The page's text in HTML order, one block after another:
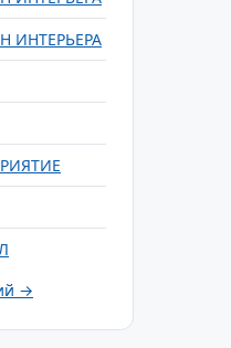
ИНТЕРЬЕРА
→